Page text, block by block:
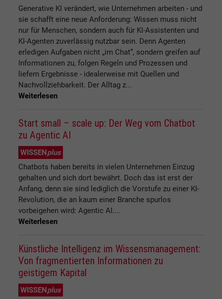
Generative KI verändert, wie Unternehmen arbeiten - und
sie schafft eine neue Anforderung: Wissen muss nicht
nur für Menschen, sondern auch für KI-Assistenten und
KI-Agenten zuverlässig nutzbar sein. Denn Agenten
erledigen Aufgaben nicht „im Chat“, sondern greifen auf
Informationen zu, folgen Regeln und Prozessen und
liefern Ergebnisse - idealerweise mit Quellen und
Nachvollziehbarkeit. Der Alltag z...
Weiterlesen
Start small – scale up: Der Weg vom Chatbot
zu Agentic AI
WISSENplus
Chatbots haben bereits in vielen Unternehmen Einzug
gehalten und sich dort bewährt. Doch das ist erst der
Anfang, denn sie sind lediglich die Vorstufe zu einer KI-
Revolution, die an kaum einer Branche spurlos
vorbeigehen wird: Agentic AI....
Weiterlesen
Künstliche Intelligenz im Wissensmanagement:
Von fragmentierten Informationen zu
geistigem Kapital
WISSENplus